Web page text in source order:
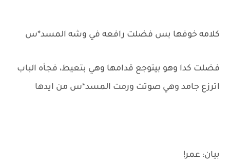
كلامه خوفها بس فضلت رافعه في وشه المسد*س
فضلت كدا وهو بيتوجع قدامها وهي بتعيط، فجأه الباب
اترزع جامد وهي صوتت ورمت المسد*س من ايدها
بيان: عمر!